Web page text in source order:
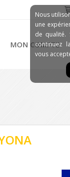
MON COMPTE
Nous
une
de qualité.
continuez
vous